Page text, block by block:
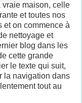
vraie maison, celle
et toutes nos
et on commence à
nettoyage et
blog dans les
cette grande
le texte qui suit,
la navigation dans
tout au